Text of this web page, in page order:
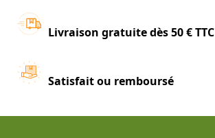
Livraison gratuite dès 50 € TTC
Satisfait ou remboursé